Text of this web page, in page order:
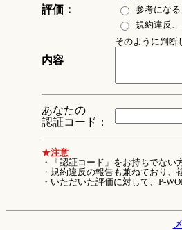
評価：
参考になる
規約違反、
内容
そのように判断
あなたの
認証コード：
★注意
・「認証コード」をお持ちでない
・規約違反の報告も兼ねており
・いただいた評価に対して、P-